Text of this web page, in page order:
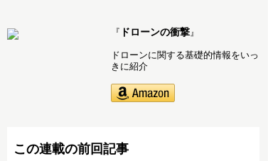
『 ドローンの衝撃 』
ドローンに関する基礎的情報をいっ
きに紹介
この連載の前回記事